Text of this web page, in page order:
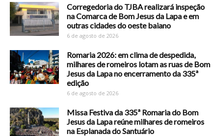
Corregedoria do TJBA realizará inspeção
na Comarca de Bom Jesus da Lapa e em
outras cidades do oeste baiano
6 de agosto de 2026
Romaria 2026: em clima de despedida,
milhares de romeiros lotam as ruas de Bom
Jesus da Lapa no encerramento da 335ª
edição
6 de agosto de 2026
Missa Festiva da 335ª Romaria do Bom
Jesus da Lapa reúne milhares de romeiros
na Esplanada do Santuário